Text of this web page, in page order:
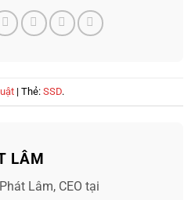
| Thẻ: SSD.
LÂM
Lâm, CEO tại